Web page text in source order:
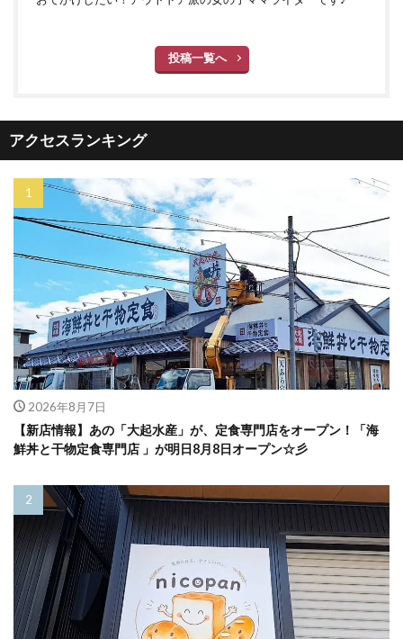
投稿一覧へ
アクセスランキング
2026年8月7日
【新店情報】あの「大起水産」が、定食専門店をオープン！「海
鮮丼と干物定食専門店 」が明日8月8日オープン☆彡